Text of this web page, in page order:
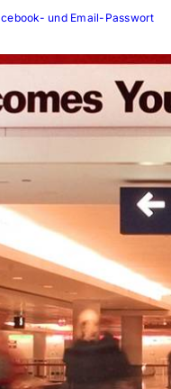
und Email-Passwort